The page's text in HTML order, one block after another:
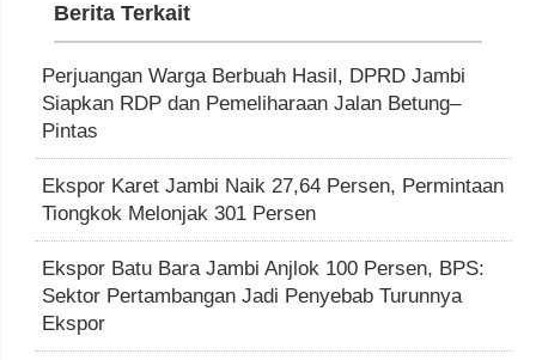
Berita Terkait
Perjuangan Warga Berbuah Hasil, DPRD Jambi
Siapkan RDP dan Pemeliharaan Jalan Betung–
Pintas
Ekspor Karet Jambi Naik 27,64 Persen, Permintaan
Tiongkok Melonjak 301 Persen
Ekspor Batu Bara Jambi Anjlok 100 Persen, BPS:
Sektor Pertambangan Jadi Penyebab Turunnya
Ekspor